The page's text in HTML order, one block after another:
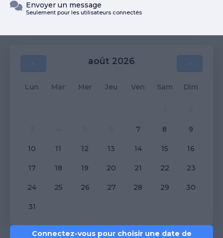
Envoyer un message
Seulement pour les utilisateurs connectés
août 2026
Lun Mar Mer Jeu Ven Sam Dim
7 8 9
10 11 12 13 14 15 16
17 18 19 20 21 22 23
24 25 26 27 28 29 30
31
Connectez-vous pour choisir une date de